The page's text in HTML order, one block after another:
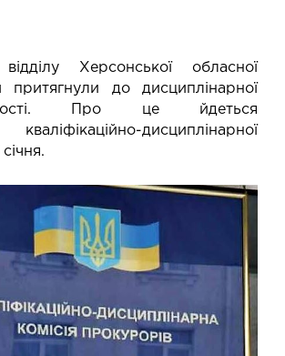
Херсонської обласної
притягнули до дисциплінарної
Про це йдеться
кваліфікаційно-дисциплінарної
січня.